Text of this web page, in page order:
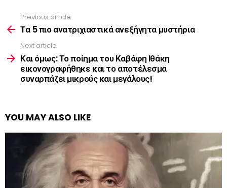
more
Previous article
Τα 5 πιο ανατριχιαστικά ανεξήγητα μυστήρια
Next article
Και όμως: Το ποίημα του Καβάφη Ιθάκη
εικονογραφήθηκε και το αποτέλεσμα
συναρπάζει μικρούς και μεγάλους!
YOU MAY ALSO LIKE